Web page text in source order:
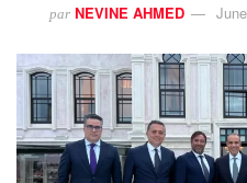
par NEVINE AHMED